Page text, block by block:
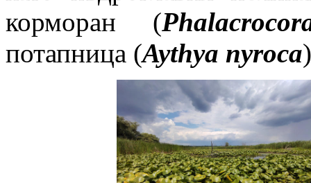
корморан (
потапница (Aythya nyroca